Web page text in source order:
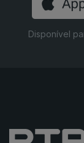
Disponível